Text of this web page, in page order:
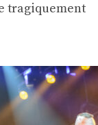
tragiquement